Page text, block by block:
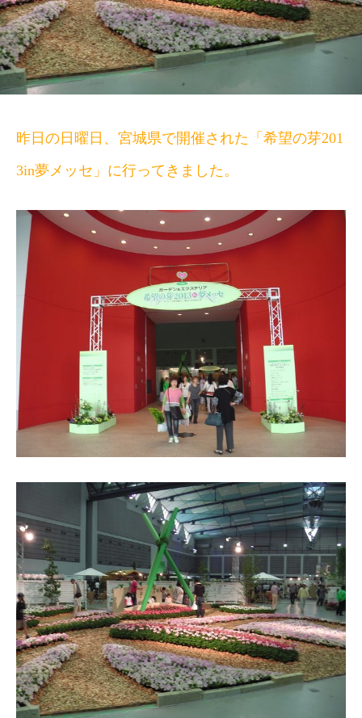
昨日の日曜日、宮城県で開催された「希望の芽201
3in夢メッセ」に行ってきました。